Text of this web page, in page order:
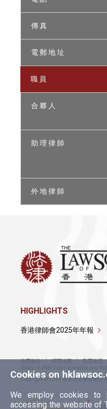
傳 真
電 郵 地 址
職 員
合 夥 人
助 理 律 師
外 地 律 師
Cookies on
We employ cookies to
accessing the website of
HIGHLIGHTS
香港律師會2025年年報
使用條款 網頁地圖
私隱政策
Policy on Anti-Discrimination and
Copyright © 2026 香港律師會版權所